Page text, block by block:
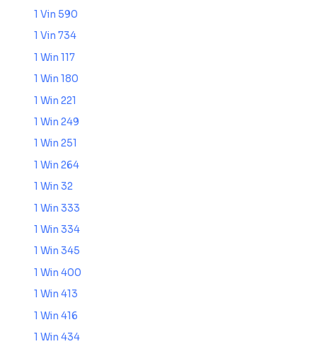
1 Vin 590
1 Vin 734
1 Win 117
1 Win 180
1 Win 221
1 Win 249
1 Win 251
1 Win 264
1 Win 32
1 Win 333
1 Win 334
1 Win 345
1 Win 400
1 Win 413
1 Win 416
1 Win 434